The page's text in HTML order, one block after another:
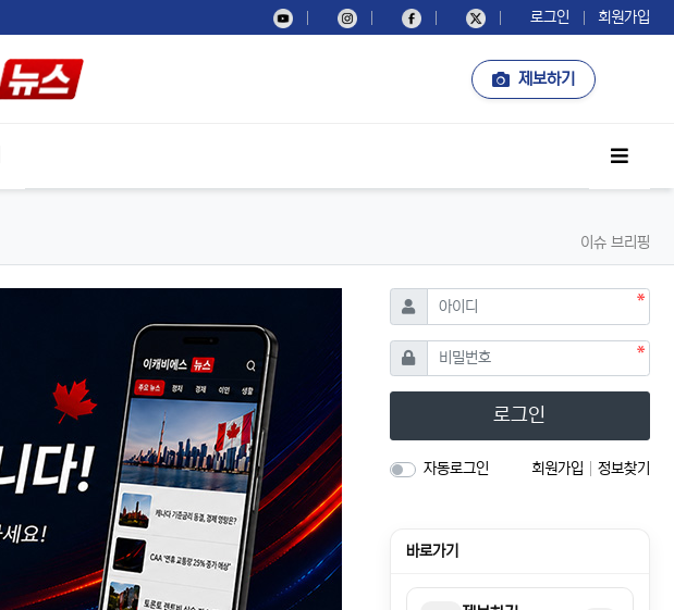
로그인 회원가입
제보하기
사이드
이슈 브리핑
아이디 필수
비밀번호필수
로그인
자동로그인 회원가입 정보찾기
바로가기